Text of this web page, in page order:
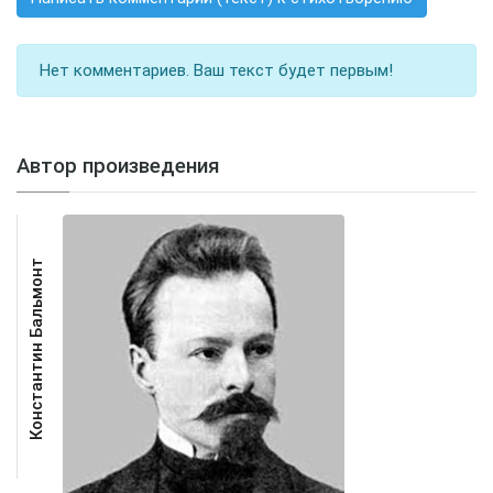
Нет комментариев. Ваш текст будет первым!
Автор произведения
Константин Бальмонт